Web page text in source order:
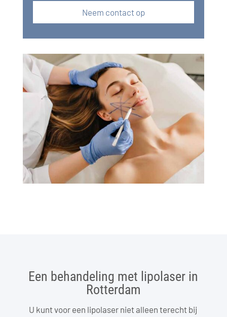
Neem contact op
Een behandeling met lipolaser in
Rotterdam
U kunt voor een lipolaser niet alleen terecht bij